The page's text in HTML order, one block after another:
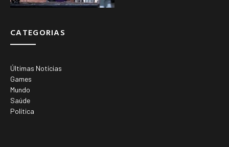
CATEGORIAS
Últimas Notícias
Games
Mundo
Saúde
Política